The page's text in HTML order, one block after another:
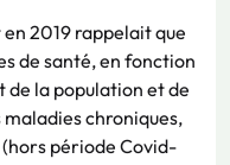
2019 rappelait que
de santé, en fonction
de la population et de
chroniques,
période Covid-